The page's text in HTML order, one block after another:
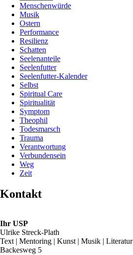
Menschenwürde
Musik
Ostern
Performance
Resilienz
Schatten
Seelenanteile
Seelenfutter
Seelenfutter-Kalender
Selbst
Spiritual Care
Spiritualität
Symptom
Theophil
Todesmarsch
Trauma
Verantwortung
Verbundensein
Weg
Zeit
Kontakt
Ihr USP
Ulrike Streck-Plath
Text | Mentoring | Kunst | Musik | Literatur
Backesweg 5